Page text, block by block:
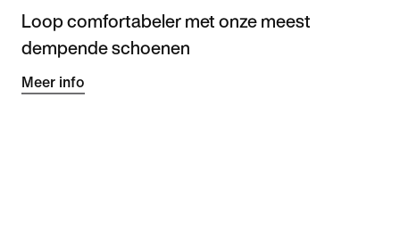
Loop comfortabeler met onze meest
dempende schoenen
Meer info